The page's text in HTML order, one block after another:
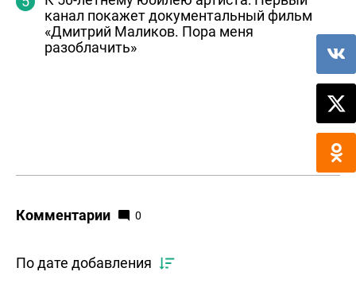
канал покажет документальный фильм
«Дмитрий Маликов. Пора меня
разоблачить»
Комментарии 0
По дате добавления